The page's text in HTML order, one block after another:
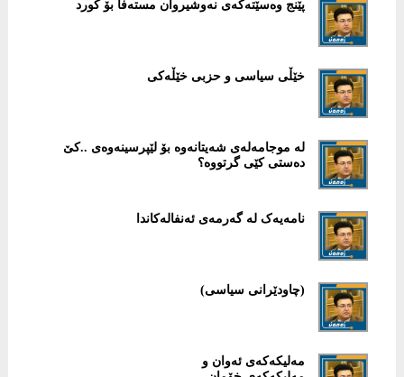
پێنج وەسێتەکەی نەوشیروان مستەفا بۆ کورد
خێڵی سیاسی و حزبی خێڵەکی
لە موجامەلەی شەیتانەوە بۆ لێپرسینەوەی ..کێ
دەستی کێی گرتووە؟
نامەیەک لە گەرمەی ئەنفالەکاندا
(چاودێرانی سیاسی)
مەلیکەکەی ئەوان و